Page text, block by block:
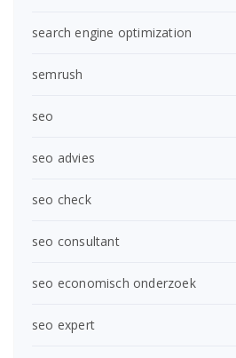
search engine optimization
semrush
seo
seo advies
seo check
seo consultant
seo economisch onderzoek
seo expert